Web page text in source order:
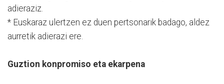
adieraziz.
* Euskaraz ulertzen ez duen pertsonarik badago, aldez
aurretik adierazi ere.
Guztion konpromiso eta ekarpena